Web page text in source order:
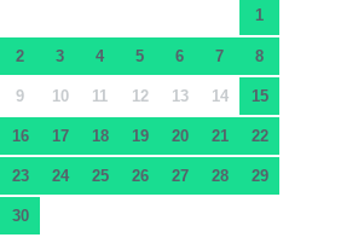
1
2 3 4 5 6 7 8
9 10 11 12 13 14 15
16 17 18 19 20 21 22
23 24 25 26 27 28 29
30